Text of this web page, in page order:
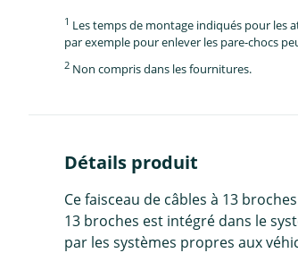
1 Les temps de montage indiqués pour les
par exemple pour enlever les pare-chocs
2 Non compris dans les fournitures.
Détails produit
Ce faisceau de câbles à 13
13 broches est intégré dans le
par les systèmes propres aux